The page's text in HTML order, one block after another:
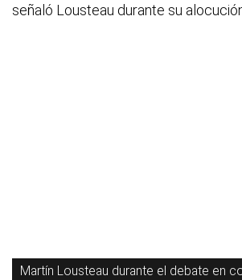
señaló Lousteau durante su
Martín Lousteau durante el debate en